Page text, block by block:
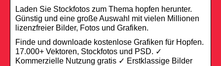
Laden Sie Stockfotos zum Thema hopfen herunter.
Günstig und eine große Auswahl mit vielen Millionen
lizenzfreier Bilder, Fotos und Grafiken.
Finde und downloade kostenlose Grafiken für Hopfen.
17.000+ Vektoren, Stockfotos und PSD. ✓
Kommerzielle Nutzung gratis ✓ Erstklassige Bilder